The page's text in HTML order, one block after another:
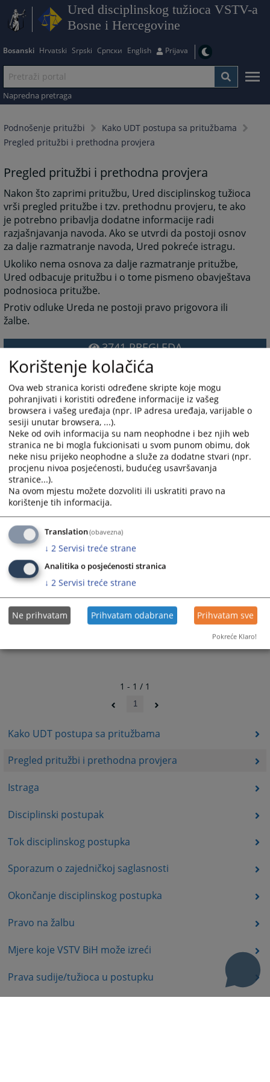
Ured disciplinskog tužioca VSTV-a
Bosne i Hercegovine
Bosanski Hrvatski Srpski Српски English Prijava
Napredna pretraga
Podnošenje pritužbi
Kako UDT postupa sa pritužbama
Pregled pritužbi i prethodna provjera
Kako UDT postupa sa pritužbama
Pregled pritužbi i prethodna provjera
Istraga
Disciplinski postupak
Tok disciplinskog postupka
Sporazum o zajedničkoj saglasnosti
Okončanje disciplinskog postupka
Pravo na žalbu
Mjere koje VSTV BiH može izreći
Prava sudije/tužioca u postupku
Pregled pritužbi i prethodna provjera
Nakon što zaprimi pritužbu, Ured disciplinskog tužioca
vrši pregled pritužbe i tzv. prethodnu provjeru, te ako
je potrebno pribavlja dodatne informacije radi
razjašnjavanja navoda. Ako se utvrdi da postoji osnov
za dalje razmatranje navoda, Ured pokreće istragu.
Ukoliko nema osnova za dalje razmatranje pritužbe,
Ured odbacuje pritužbu i o tome pismeno obavještava
podnosioca pritužbe.
Protiv odluke Ureda ne postoji pravo prigovora ili
žalbe.
3741PREGLEDA
1 - 1 / 1
1
Korištenje kolačića
Ova web stranica koristi određene skripte koje mogu
pohranjivati i koristiti određene informacije iz vašeg
browsera i vašeg uređaja (npr. IP adresa uređaja, varijable o
sesiji unutar browsera, ...).
Neke od ovih informacija su nam neophodne i bez njih web
stranica ne bi mogla fukcionisati u svom punom obimu, dok
neke nisu prijeko neophodne a služe za dodatne stvari (npr.
procjenu nivoa posjećenosti, budućeg usavršavanja
stranice...).
Na ovom mjestu možete dozvoliti ili uskratiti pravo na
korištenje tih informacija.
Translation(obavezna)
↓ 2 Servisi treće strane
Analitika o posjećenosti stranica
↓ 2 Servisi treće strane
Ne prihvatam Prihvatam odabrane Prihvatam sve
Pokreće Klaro!